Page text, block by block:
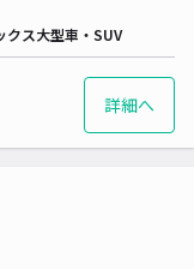
クス大型車・SUV
詳細へ